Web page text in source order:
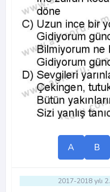
A B
2017-2018 yılı